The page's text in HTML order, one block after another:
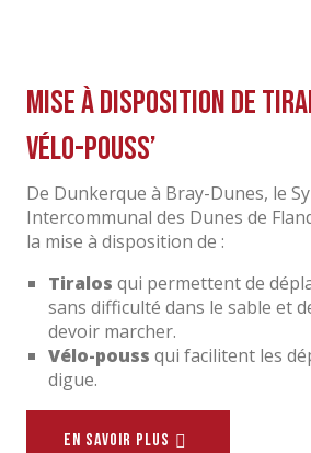
Mise à disposition de
vélo-pouss’
De Dunkerque à Bray-Dunes, le
Intercommunal des Dunes de
la mise à disposition de :
Tiralos qui permettent de
sans difficulté dans le sable et
devoir marcher.
Vélo-pouss qui facilitent les
digue.
EN SAVOIR PLUS